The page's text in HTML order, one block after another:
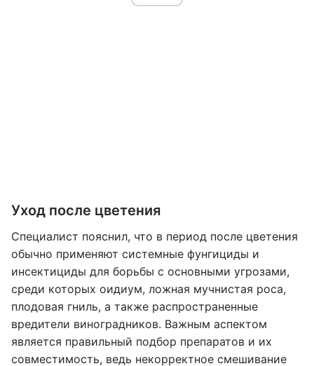
Уход после цветения
Специалист пояснил, что в период после цветения
обычно применяют системные фунгициды и
инсектициды для борьбы с основными угрозами,
среди которых оидиум, ложная мучнистая роса,
плодовая гниль, а также распространенные
вредители виноградников. Важным аспектом
является правильный подбор препаратов и их
совместимость, ведь некорректное смешивание